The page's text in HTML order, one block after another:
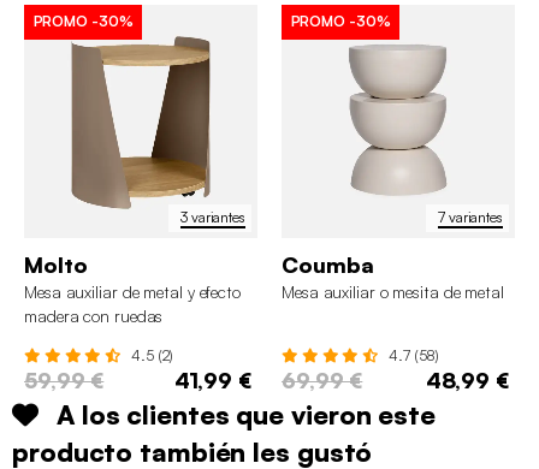
3 variantes
PROMO -30%
Molto
Mesa auxiliar de metal y efecto
madera con ruedas
4.5 (2)
59,99 € 41,99 €
7 variantes
PROMO -30%
Coumba
Mesa auxiliar o mesita de metal
4.7 (58)
69,99 € 48,99 €
A los clientes que vieron este
producto también les gustó